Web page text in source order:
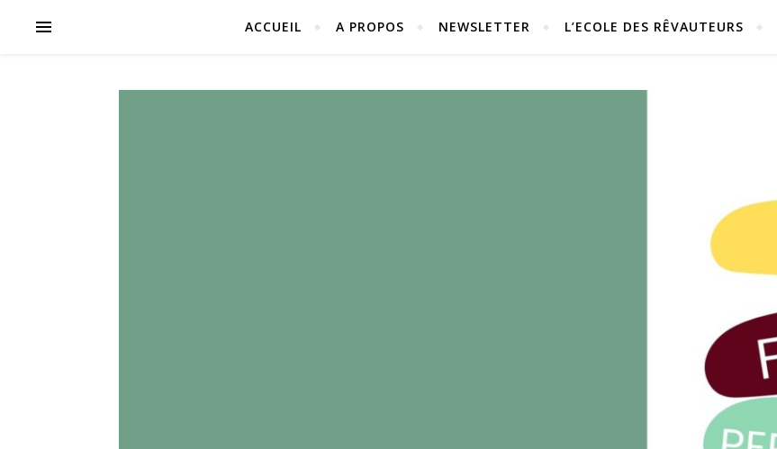
ACCUEIL A PROPOS NEWSLETTER L’ECOLE DES RÊVAUTEURS